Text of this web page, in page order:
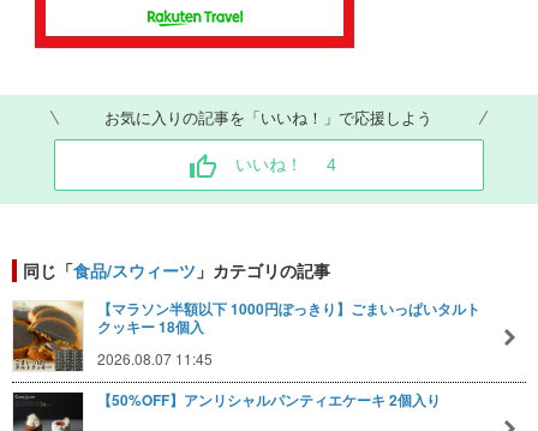
お気に入りの記事を「いいね！」で応援しよう
いいね！ 4
同じ「食品/スウィーツ 」カテゴリの記事
【マラソン半額以下 1000円ぽっきり】ごまいっぱいタルト
クッキー 18個入
2026.08.07 11:45
【50%OFF】アンリシャルパンティエケーキ 2個入り